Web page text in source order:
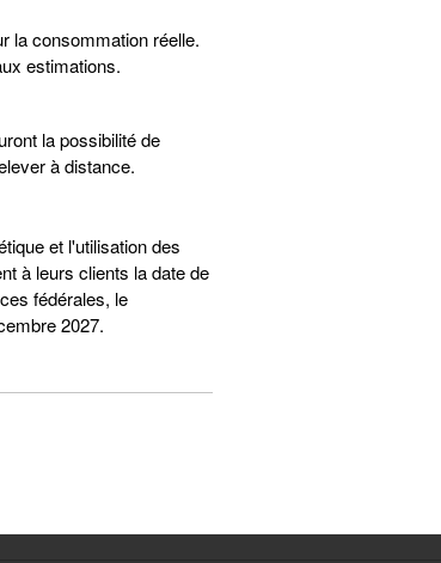
la consommation réelle.
estimations.
la possibilité de
à distance.
et l'utilisation des
à leurs clients la date de
fédérales, le
2027.